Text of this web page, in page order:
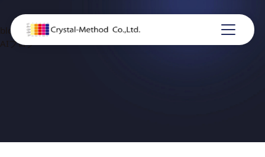
blog
AIブログ